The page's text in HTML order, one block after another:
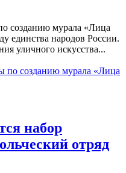
созданию мурала «Лица
единства народов России.
уличного искусства...
набор
отряд